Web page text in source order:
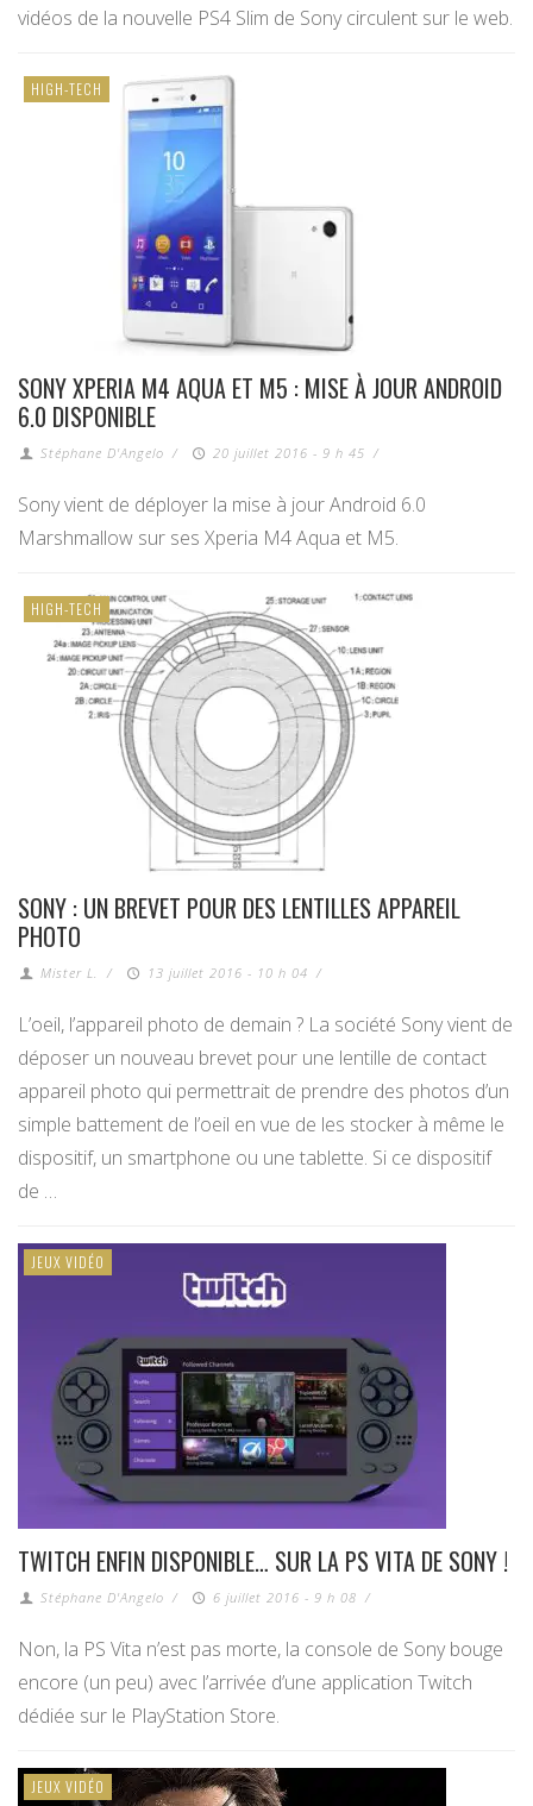
vidéos de la nouvelle PS4 Slim de Sony circulent sur le web.
HIGH-TECH
SONY XPERIA M4 AQUA ET M5 : MISE À JOUR ANDROID
6.0 DISPONIBLE
Stéphane D'Angelo / 20 juillet 2016 - 9 h 45 /
Sony vient de déployer la mise à jour Android 6.0
Marshmallow sur ses Xperia M4 Aqua et M5.
HIGH-TECH
SONY : UN BREVET POUR DES LENTILLES APPAREIL
PHOTO
Mister L. / 13 juillet 2016 - 10 h 04 /
L’oeil, l’appareil photo de demain ? La société Sony vient de
déposer un nouveau brevet pour une lentille de contact
appareil photo qui permettrait de prendre des photos d’un
simple battement de l’oeil en vue de les stocker à même le
dispositif, un smartphone ou une tablette. Si ce dispositif
de …
JEUX VIDÉO
TWITCH ENFIN DISPONIBLE… SUR LA PS VITA DE SONY !
Stéphane D'Angelo / 6 juillet 2016 - 9 h 08 /
Non, la PS Vita n’est pas morte, la console de Sony bouge
encore (un peu) avec l’arrivée d’une application Twitch
dédiée sur le PlayStation Store.
JEUX VIDÉO